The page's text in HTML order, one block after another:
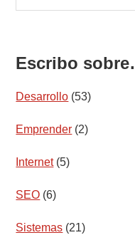
website
Escribo
Desarrollo (53)
Emprender (2)
Internet(5)
SEO (6)
Sistemas (21)